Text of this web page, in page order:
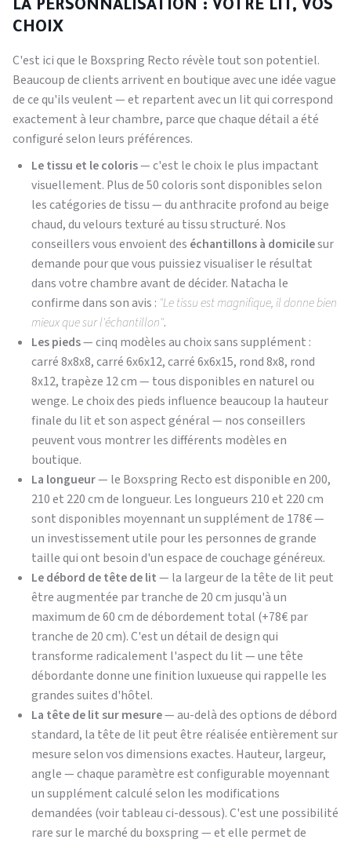
LA PERSONNALISATION : VOTRE LIT, VOS
CHOIX
C'est ici que le Boxspring Recto révèle tout son potentiel.
Beaucoup de clients arrivent en boutique avec une idée vague
de ce qu'ils veulent — et repartent avec un lit qui correspond
exactement à leur chambre, parce que chaque détail a été
configuré selon leurs préférences.
Le tissu et le coloris— c'est le choix le plus impactant
visuellement. Plus de 50 coloris sont disponibles selon
les catégories de tissu — du anthracite profond au beige
chaud, du velours texturé au tissu structuré. Nos
conseillers vous envoient des échantillons à domicilesur
demande pour que vous puissiez visualiser le résultat
dans votre chambre avant de décider. Natacha le
confirme dans son avis : "Le tissu est magnifique, il donne bien
mieux que sur l'échantillon".
Les pieds— cinq modèles au choix sans supplément :
carré 8x8x8, carré 6x6x12, carré 6x6x15, rond 8x8, rond
8x12, trapèze 12 cm — tous disponibles en naturel ou
wenge. Le choix des pieds influence beaucoup la hauteur
finale du lit et son aspect général — nos conseillers
peuvent vous montrer les différents modèles en
boutique.
La longueur— le Boxspring Recto est disponible en 200,
210 et 220 cm de longueur. Les longueurs 210 et 220 cm
sont disponibles moyennant un supplément de 178€ —
un investissement utile pour les personnes de grande
taille qui ont besoin d'un espace de couchage généreux.
Le débord de tête de lit— la largeur de la tête de lit peut
être augmentée par tranche de 20 cm jusqu'à un
maximum de 60 cm de débordement total (+78€ par
tranche de 20 cm). C'est un détail de design qui
transforme radicalement l'aspect du lit — une tête
débordante donne une finition luxueuse qui rappelle les
grandes suites d'hôtel.
La tête de lit sur mesure— au-delà des options de débord
standard, la tête de lit peut être réalisée entièrement sur
mesure selon vos dimensions exactes. Hauteur, largeur,
angle — chaque paramètre est configurable moyennant
un supplément calculé selon les modifications
demandées (voir tableau ci-dessous). C'est une possibilité
rare sur le marché du boxspring — et elle permet de